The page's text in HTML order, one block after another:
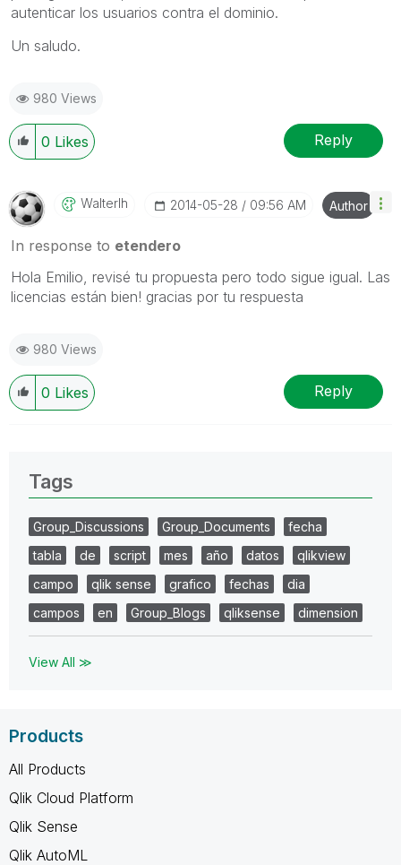
autenticar los usuarios contra el dominio.
Un saludo.
980 Views
0 Likes Reply
Walterlh ‎2014-05-28 09:56 AM Author
In response to etendero
Hola Emilio, revisé tu propuesta pero todo sigue igual. Las
licencias están bien! gracias por tu respuesta
980 Views
0 Likes Reply
Tags
Group_Discussions Group_Documents
fecha
tabla
de script mes año datos
qlikview
campo
qlik sense grafico fechas
dia
campos
en Group_Blogs qliksense dimension
View All ≫
Products
All Products
Qlik Cloud Platform
Qlik Sense
Qlik AutoML